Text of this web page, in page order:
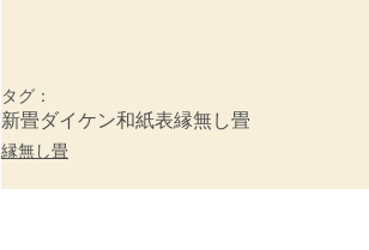
タグ：
新畳ダイケン和紙表縁無し畳
縁無し畳